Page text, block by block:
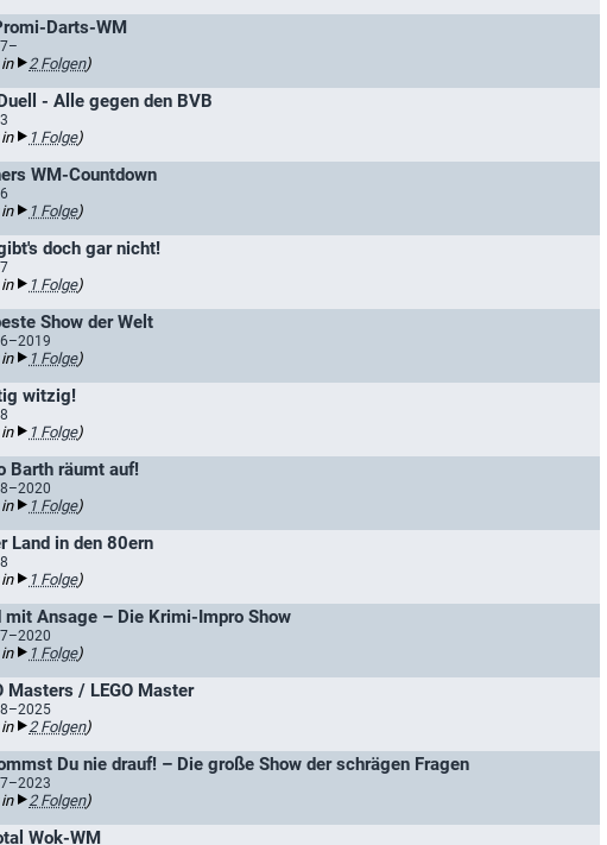
Darts-WM
2 Folgen)
- Alle gegen den BVB
1 Folge)
WM-Countdown
1 Folge)
doch gar nicht!
1 Folge)
Show der Welt
1 Folge)
witzig!
1 Folge)
Barth räumt auf!
1 Folge)
Land in den 80ern
1 Folge)
mit Ansage – Die Krimi-Impro Show
1 Folge)
Masters / LEGO Master
2 Folgen)
Du nie drauf! – Die große Show der schrägen Fragen
2 Folgen)
Wok-WM